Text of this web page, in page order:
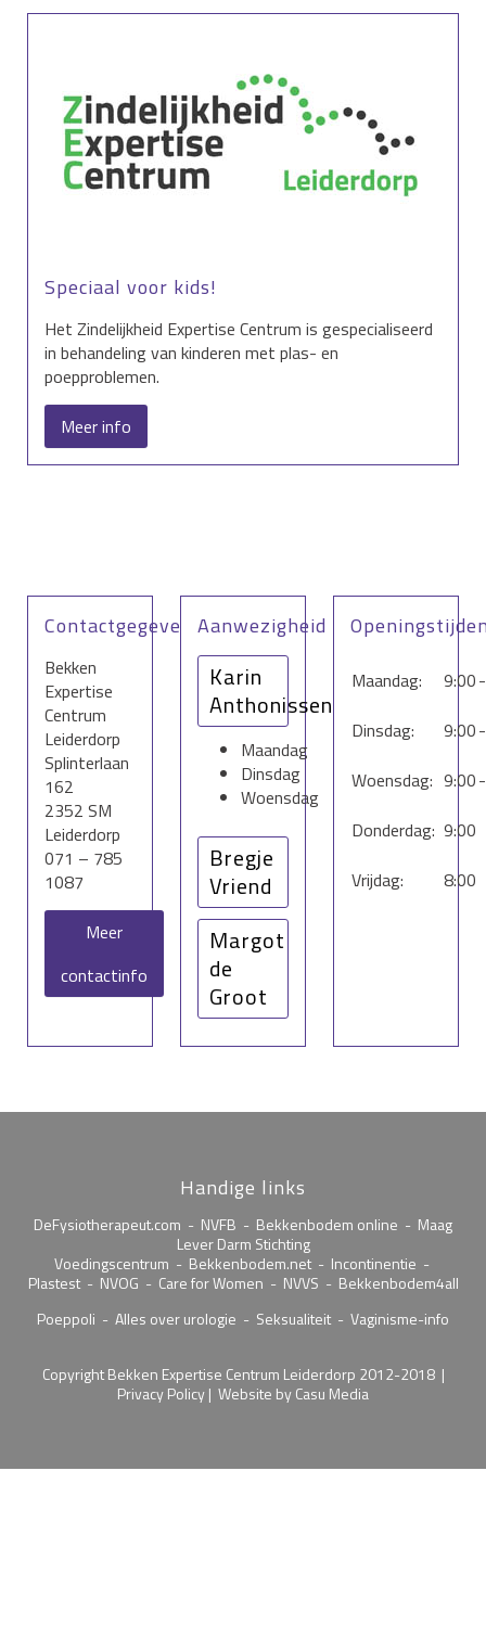
Speciaal voor kids!
Het Zindelijkheid Expertise Centrum is gespecialiseerd
in behandeling van kinderen met plas- en
poepproblemen.
Meer info
Contactgegevens
Bekken
Expertise
Centrum
Leiderdorp
Splinterlaan
162
2352 SM
Leiderdorp
071 – 785
1087
Meer
contactinfo
Aanwezigheid
Karin
Anthonissen
Maandag
Dinsdag
Woensdag
Bregje
Vriend
Maandag
Dinsdag
Donderdag
Vrijdag
Margot
de
Groot
Maandag
Donderdag
Maandag: 9:00-
Dinsdag:
9:00-
Woensdag: 9:00-
Donderdag: 9:00
Vrijdag:
8:00
Handige links
DeFysiotherapeut.com - NVFB - Bekkenbodem online - Maag
Lever Darm Stichting
Voedingscentrum - Bekkenbodem.net- Incontinentie -
Plastest- NVOG - Care for Women - NVVS - Bekkenbodem4all
Poeppoli - Alles over urologie - Seksualiteit- Vaginisme-info
Copyright Bekken Expertise Centrum Leiderdorp 2012-2018 |
Privacy Policy| Website byCasu Media